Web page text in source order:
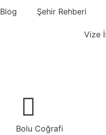
Blog Şehir Rehberi
Vize
Bolu Coğrafi